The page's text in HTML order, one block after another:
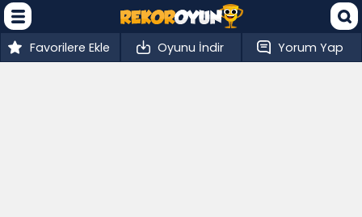
Favorilere Ekle Oyunu İndir Yorum Yap